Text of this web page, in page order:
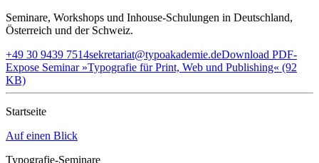
Seminare, Workshops und Inhouse-Schulungen in Deutschland,
Österreich und der Schweiz.
+49 30 9439 7514sekretariat@typoakademie.deDownload PDF-
Expose Seminar »Typografie für Print, Web und Publishing« (92
KB)
Startseite
Auf einen Blick
Typografie-Seminare